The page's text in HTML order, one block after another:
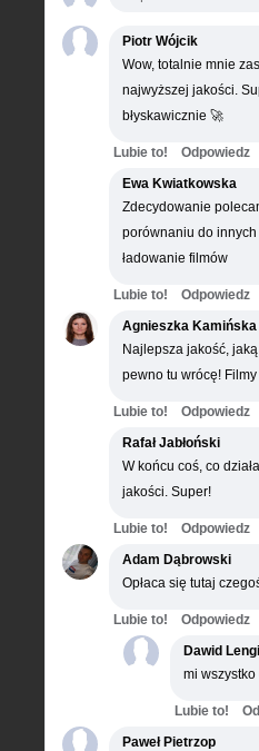
Piotr Wójcik
Wow, totalnie mnie
najwyższej jakości.
błyskawicznie 🚀
Lubie to! Odpowiedz
Ewa Kwiatkowska
Zdecydowanie
porównaniu do
ładowanie filmów
Lubie to! Odpowiedz
Agnieszka Kamińska
Najlepsza jakość,
pewno tu wrócę!
Lubie to! Odpowiedz
Rafał Jabłoński
W końcu coś, co
jakości. Super!
Lubie to! Odpowiedz
Adam Dąbrowski
Opłaca się tutaj
Lubie to! Odpowiedz
Dawid
mi wszystko
Lubie to!
Paweł Pietrzop